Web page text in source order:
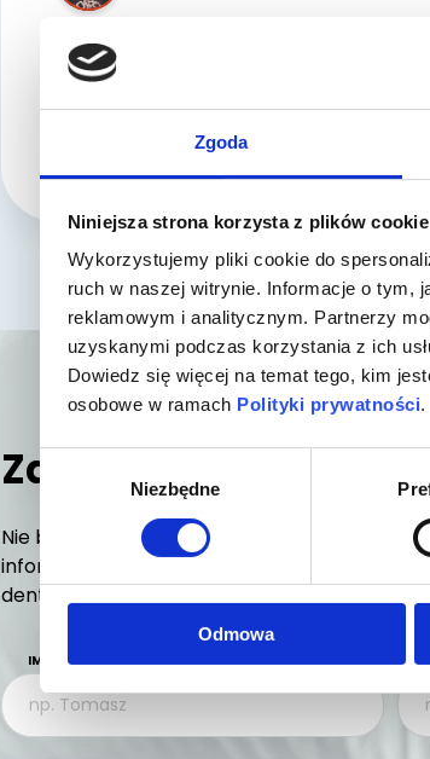
Zgoda
Niniejsza strona korzysta z plików cookie
Wykorzystujemy pliki cookie do
ruch w naszej witrynie. Informacje o tym,
reklamowym i analitycznym. Partnerzy
uzyskanymi podczas korzystania z ich
Dowiedz się więcej na temat tego, kim
osobowe w ramach Polityki prywatności.
Wybór
zgody
Niezbędne
Odmowa
dr n. med.
Lidia Jamróz-Wilkońska
Zapisz się na
Nie będziemy spamować Twojej skrzynki -
informacje na temat naszych webinarów,
dentystów. Dołączysz?
IMIĘ